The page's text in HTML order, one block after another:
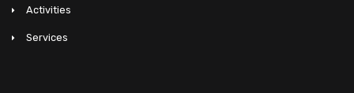
Activities
Services